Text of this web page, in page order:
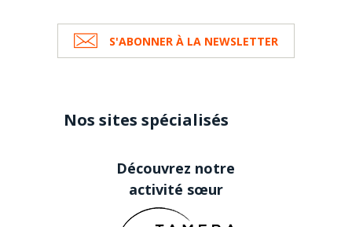
S'ABONNER À LA NEWSLETTER
Nos sites spécialisés
Découvrez notre
activité sœur